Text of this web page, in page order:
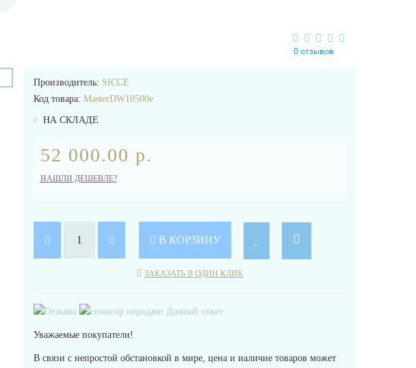
0 отзывов
Производитель: SICCE
Код товара: MasterDW10500e
НА СКЛАДЕ
52 000.00 р.
НАШЛИ ДЕШЕВЛЕ?
В КОРЗИНУ
ЗАКАЗАТЬ В ОДИН КЛИК
Уважаемые покупатели!
В связи с непростой обстановкой в мире, цена и наличие товаров может